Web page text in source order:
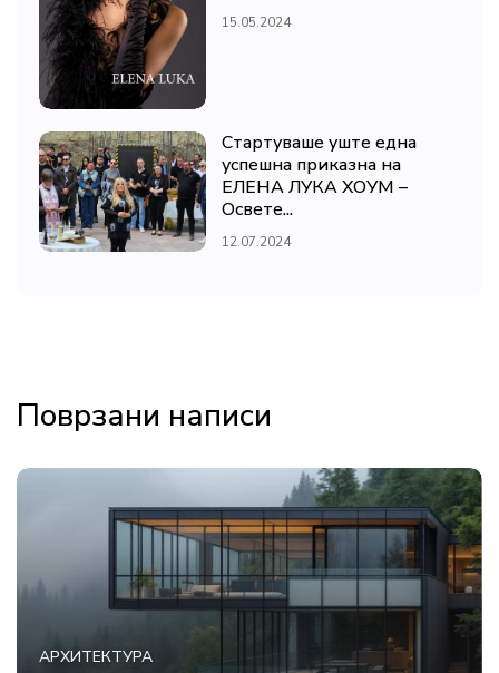
15.05.2024
Стартуваше уште една
успешна приказна на
ЕЛЕНА ЛУКА ХОУМ –
Освете...
12.07.2024
Поврзани написи
АРХИТЕКТУРА